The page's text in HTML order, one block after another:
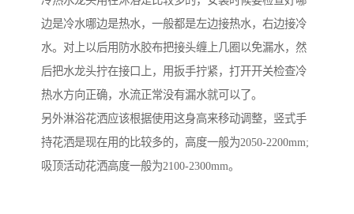
边是冷水哪边是热水，一般都是左边接热水，右边接冷
水。对上以后用防水胶布把接头缠上几圈以免漏水，然
后把水龙头拧在接口上，用扳手拧紧，打开开关检查冷
热水方向正确，水流正常没有漏水就可以了。
另外淋浴花洒应该根据使用这身高来移动调整，竖式手
持花洒是现在用的比较多的，高度一般为2050-2200mm;
吸顶活动花洒高度一般为2100-2300mm。